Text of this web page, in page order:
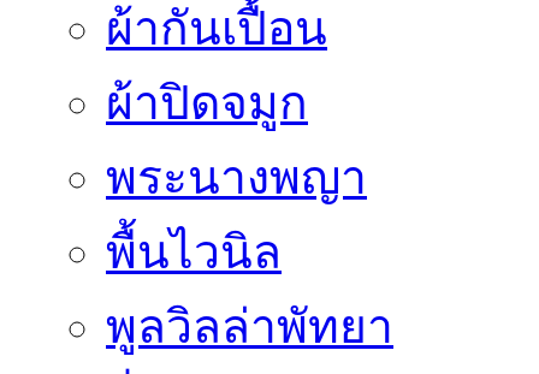
ผ้ากันเปื้อน
ผ้าปิดจมูก
พระนางพญา
พื้นไวนิล
พูลวิลล่าพัทยา